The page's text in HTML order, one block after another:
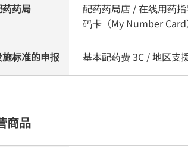
药药局
配药药局店 / 在线用药
码卡（My Number
标准的申报 基本配药费 3C / 地区支
商品